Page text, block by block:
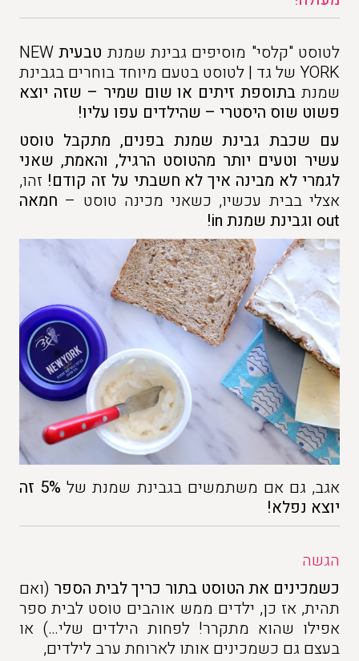
לטוסט "קלסי" מוסיפים גבינת שמנת טבעית NEW
YORK של גד | לטוסט בטעם מיוחד בוחרים בגבינת
שמנת בתוספת זיתים או שום שמיר – שזה יוצא
פשוט שוס היסטרי – שהילדים עפו עליו!
עם שכבת גבינת שמנת בפנים, מתקבל טוסט
עשיר וטעים יותר מהטוסט הרגיל, והאמת, שאני
לגמרי לא מבינה איך לא חשבתי על זה קודם! זהו,
אצלי בבית עכשיו, כשאני מכינה טוסט – חמאה
out וגבינת שמנת in!
אגב, גם אם משתמשים בגבינת שמנת של 5% זה
יוצא נפלא!
הגשה
כשמכינים את הטוסט בתור כריך לבית הספר (ואם
תהית, אז כן, ילדים ממש אוהבים טוסט לבית ספר
אפילו שהוא מתקרר! לפחות הילדים שלי…) או
בעצם גם כשמכינים אותו לארוחת ערב לילדים,